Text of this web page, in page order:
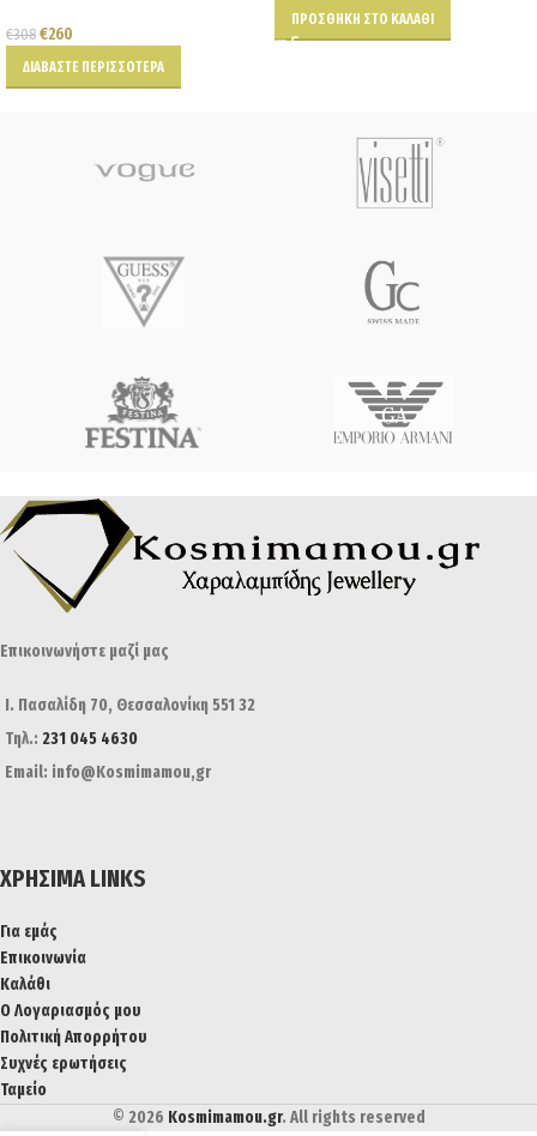
€308 €260
ΔΙΑΒΆΣΤΕ ΠΕΡΙΣΣΌΤΕΡΑ
ΠΡΟΣΘΉΚΗ ΣΤΟ ΚΑΛΆΘΙ
Επικοινωνήστε μαζί μας
Ι. Πασαλίδη 70, Θεσσαλονίκη 551 32
Τηλ.: 231 045 4630
Email: info@Kosmimamou,gr
ΧΡΉΣΙΜΑ LINKS
Για εμάς
Επικοινωνία
Καλάθι
Ο Λογαριασμός μου
Πολιτική Απορρήτου
Συχνές ερωτήσεις
Ταμείο
© 2026 Kosmimamou.gr. All rights reserved